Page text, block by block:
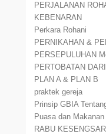
PERJALANAN
KEBENARAN
Perkara Rohani
PERNIKAHAN &
PERSEPULUHAN
PERTOBATAN
PLAN A & PLAN B
praktek gereja
Prinsip GBIA
Puasa dan Makanan
RABU